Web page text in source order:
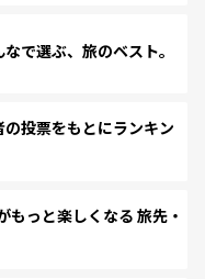
で選ぶ、旅のベスト。
投票をもとにランキン
っと楽しくなる 旅先・